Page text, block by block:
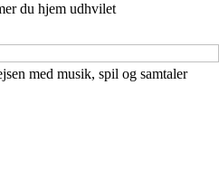
du hjem udhvilet
med musik, spil og samtaler